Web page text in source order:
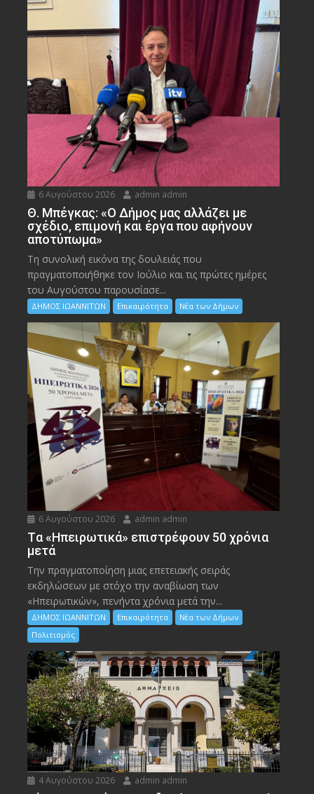
6 Αυγούστου 2026 admin admin
Θ. Μπέγκας: «Ο Δήμος μας αλλάζει με
σχέδιο, επιμονή και έργα που αφήνουν
αποτύπωμα»
Τη συνολική εικόνα της δουλειάς που
πραγματοποιήθηκε τον Ιούλιο και τις πρώτες ημέρες
του Αυγούστου παρουσίασε...
ΔΗΜΟΣ ΙΩΑΝΝΙΤΩΝ Επικαιρότητα Νέα των Δήμων
6 Αυγούστου 2026 admin admin
Tα «Ηπειρωτικά» επιστρέφουν 50 χρόνια
μετά
Την πραγματοποίηση μιας επετειακής σειράς
εκδηλώσεων με στόχο την αναβίωση των
«Ηπειρωτικών», πενήντα χρόνια μετά την...
ΔΗΜΟΣ ΙΩΑΝΝΙΤΩΝ Επικαιρότητα
Νέα των Δήμων
Πολιτισμός
4 Αυγούστου 2026 admin admin